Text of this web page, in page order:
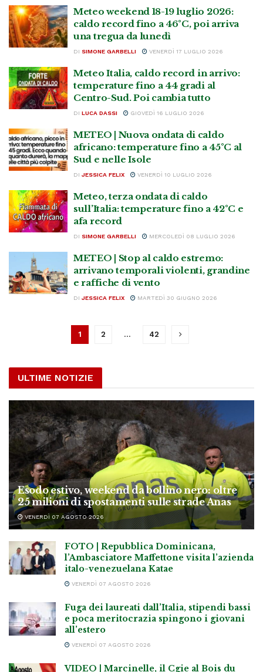
Meteo weekend 18-19 luglio 2026:
caldo record fino a 46°C, poi arriva
una tregua da lunedì
DI SIMONE GARBELLI VENERDÌ 17 LUGLIO 2026
Meteo Italia, caldo record in arrivo:
temperature fino a 44 gradi al
Centro-Sud. Poi cambia tutto
DI LUCA DASSI GIOVEDÌ 16 LUGLIO 2026
METEO | Nuova ondata di caldo
africano: temperature fino a 45°C al
Sud e nelle Isole
DI JESSICA FELIX VENERDÌ 10 LUGLIO 2026
Meteo, terza ondata di caldo
sull’Italia: temperature fino a 42°C e
afa record
DI SIMONE GARBELLI MERCOLEDÌ 08 LUGLIO 2026
METEO | Stop al caldo estremo:
arrivano temporali violenti, grandine
e raffiche di vento
DI JESSICA FELIX MARTEDÌ 30 GIUGNO 2026
1 2 … 42
ULTIME NOTIZIE
Esodo estivo, weekend da bollino nero: oltre
25 milioni di spostamenti sulle strade Anas
VENERDÌ 07 AGOSTO 2026
FOTO | Repubblica Dominicana,
l’Ambasciatore Maffettone visita l’azienda
italo-venezuelana Katae
VENERDÌ 07 AGOSTO 2026
Fuga dei laureati dall’Italia, stipendi bassi
e poca meritocrazia spingono i giovani
all’estero
VENERDÌ 07 AGOSTO 2026
VIDEO | Marcinelle, il Cgie al Bois du